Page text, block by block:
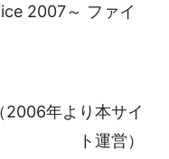
2007～ ファイ
（2006年より本サイ
ト運営）